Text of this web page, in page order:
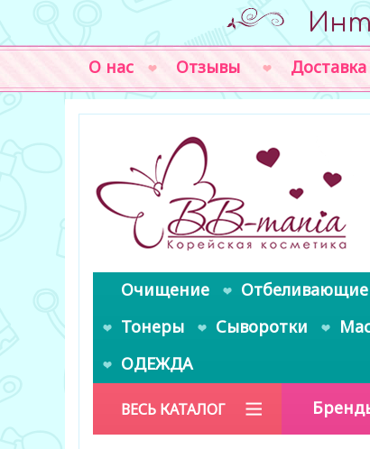
О нас Отзывы
Очищение Отбеливающие
Тонеры
Сыворотки
ОДЕЖДА
ВЕСЬ КАТАЛОГ